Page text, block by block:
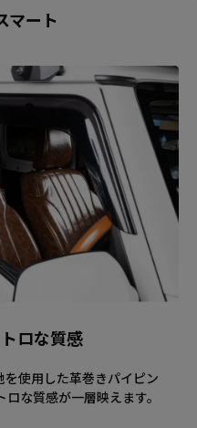
マート
ロな質感
使用した革巻きパイピン
な質感が一層映えます。